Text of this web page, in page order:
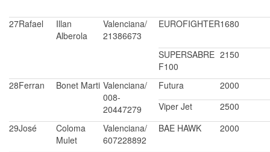
27Rafael
Illan
Alberola
Valenciana/
21386673
EUROFIGHTER1680
SUPERSABRE
F100
2150
28Ferran Bonet Marti Valenciana/
008-
20447279
Futura
2000
Viper Jet
2500
29José
Coloma
Mulet
Valenciana/
607228892
BAE HAWK 2000